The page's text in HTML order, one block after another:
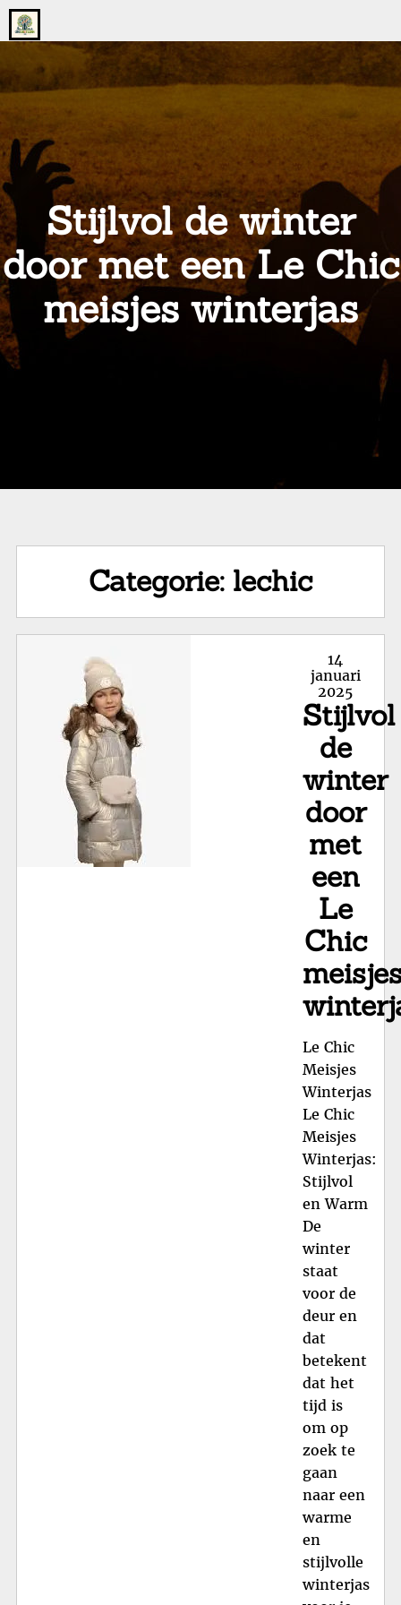
Go
to
home
page
onsgrotegezin.nl
Stijlvol de winter
door met een Le Chic
meisjes winterjas
Categorie: lechic
Posted
on
14
januari
2025
Stijlvol
de
winter
door
met
een
Le
Chic
Le Chic
Meisjes
Winterjas
Le Chic
Meisjes
Winterjas:
Stijlvol
en Warm
De
winter
staat
voor de
deur en
dat
betekent
dat het
tijd is
om op
zoek te
gaan
naar een
warme
en
stijlvolle
winterjas